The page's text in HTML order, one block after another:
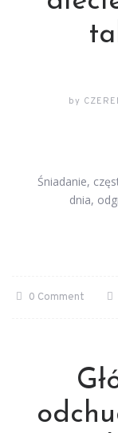
by
Śniadanie,
dnia,
0 Comment